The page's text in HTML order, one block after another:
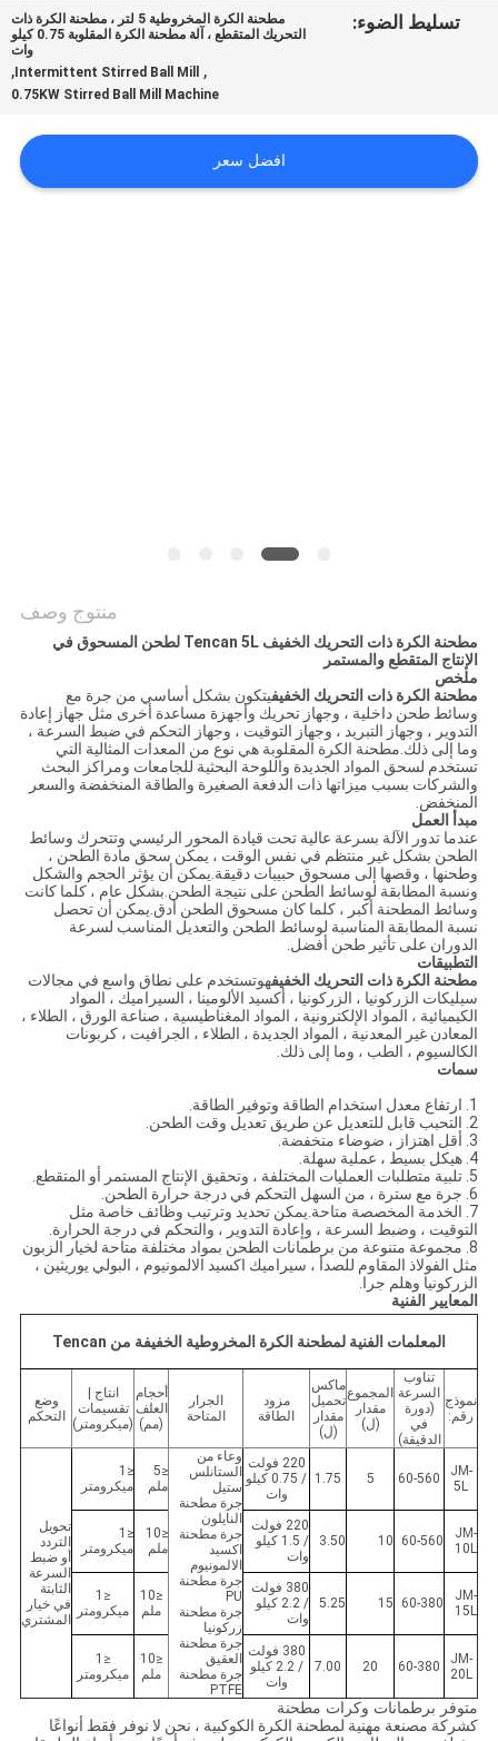
أخبار
اطلب
اقتباس
تسليط الضوء:
مطحنة الكرة المخروطية 5 لتر ، مطحنة الكرة ذات
التحريك المتقطع ، آلة مطحنة الكرة المقلوبة 0.75 كيلو
وات
,
Intermittent Stirred Ball Mill
,
0.75KW Stirred Ball Mill Machine
افضل سعر
منتوج وصف
مطحنة الكرة ذات التحريك الخفيف Tencan 5L لطحن المسحوق في
الإنتاج المتقطع والمستمر
ملخص
مطحنة الكرة ذات التحريك الخفيفيتكون بشكل أساسي من جرة مع
وسائط طحن داخلية ، وجهاز تحريك وأجهزة مساعدة أخرى مثل جهاز إعادة
التدوير ، وجهاز التبريد ، وجهاز التوقيت ، وجهاز التحكم في ضبط السرعة ،
وما إلى ذلك.مطحنة الكرة المقلوبة هي نوع من المعدات المثالية التي
تستخدم لسحق المواد الجديدة واللوحة البحثية للجامعات ومراكز البحث
والشركات بسبب ميزاتها ذات الدفعة الصغيرة والطاقة المنخفضة والسعر
المنخفض.
مبدأ العمل
عندما تدور الآلة بسرعة عالية تحت قيادة المحور الرئيسي وتتحرك وسائط
الطحن بشكل غير منتظم في نفس الوقت ، يمكن سحق مادة الطحن ،
وطحنها ، وقصها إلى مسحوق حبيبات دقيقة.يمكن أن يؤثر الحجم والشكل
ونسبة المطابقة لوسائط الطحن على نتيجة الطحن.بشكل عام ، كلما كانت
وسائط المطحنة أكبر ، كلما كان مسحوق الطحن أدق.يمكن أن تحصل
نسبة المطابقة المناسبة لوسائط الطحن والتعديل المناسب لسرعة
الدوران على تأثير طحن أفضل.
التطبيقات
مطحنة الكرة ذات التحريك الخفيفهوتستخدم على نطاق واسع في مجالات
سيليكات الزركونيا ، الزركونيا ، أكسيد الألومينا ، السيراميك ، المواد
الكيميائية ، المواد الإلكترونية ، المواد المغناطيسية ، صناعة الورق ، الطلاء ،
المعادن غير المعدنية ، المواد الجديدة ، الطلاء ، الجرافيت ، كربونات
الكالسيوم ، الطب ، وما إلى ذلك.
سمات
1. ارتفاع معدل استخدام الطاقة وتوفير الطاقة.
2. التحبب قابل للتعديل عن طريق تعديل وقت الطحن.
3. أقل اهتزاز ، ضوضاء منخفضة.
4. هيكل بسيط ، عملية سهلة.
5. تلبية متطلبات العمليات المختلفة ، وتحقيق الإنتاج المستمر أو المتقطع.
6. جرة مع سترة ، من السهل التحكم في درجة حرارة الطحن.
7. الخدمة المخصصة متاحة.يمكن تحديد وترتيب وظائف خاصة مثل
التوقيت ، وضبط السرعة ، وإعادة التدوير ، والتحكم في درجة الحرارة.
8. مجموعة متنوعة من برطمانات الطحن بمواد مختلفة متاحة لخيار الزبون
مثل الفولاذ المقاوم للصدأ ، سيراميك اكسيد الالمونيوم ، البولي يوريثين ،
الزركونيا وهلم جرا.
المعايير الفنية
المعلمات الفنية لمطحنة الكرة المخروطية الخفيفة من Tencan
نموذج
رقم:
تناوب
السرعة
(دورة
في
الدقيقة)
المجموع
مقدار
(ل)
ماكس
تحميل
مقدار
(ل)
مزود
الطاقة
الجرار
المتاحة
أحجام
العلف
(مم)
انتاج |
تقسيمات
(ميكرومتر)
وضع
التحكم
JM-
5L
60-560
5
1.75
220 فولت
/ 0.75 كيلو
وات
وعاء من
الستانلس
ستيل
جرة مطحنة
النايلون
جرة مطحنة
اكسيد
الالمونيوم
جرة مطحنة
PU
جرة مطحنة
زركونيا
جرة مطحنة
العقيق
جرة مطحنة
PTFE
≤5
ملم
≤1
ميكرومتر
تحويل
التردد
أو ضبط
السرعة
الثابتة
في خيار
المشتري
JM-
10L
60-560
10
3.50
220 فولت
/ 1.5 كيلو
وات
≤10
ملم
≤1
ميكرومتر
JM-
15L
60-380
15
5.25
380 فولت
/ 2.2 كيلو
وات
≤10
ملم
≤1
ميكرومتر
JM-
20L
60-380
20
7.00
380 فولت
/ 2.2 كيلو
وات
≤10
ملم
≤1
ميكرومتر
متوفر برطمانات وكرات مطحنة
كشركة مصنعة مهنية لمطحنة الكرة الكوكبية ، نحن لا نوفر فقط أنواعًا